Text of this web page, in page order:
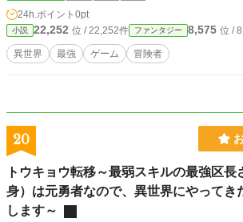
24h.ポイント 0pt
小説 22,252 位 / 22,252件 ファンタジー 8,575 位 /
異世界 最強 ゲーム 冒険者
20
トウキョウ転移～最弱スキルの最強区長
身）は元勇者なので、異世界にやってき
します～